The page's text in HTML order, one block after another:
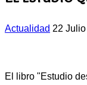
Actualidad 22
El libro "Estudio